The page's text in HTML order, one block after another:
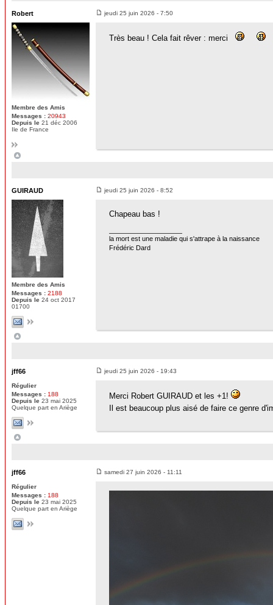
Robert jeudi 25 juin 2026 - 7:50
Membre des Amis
Messages : 20943
Depuis le 21 déc 2006
Ile de France
Très beau ! Cela fait rêver : merci
GUIRAUD jeudi 25 juin 2026 - 8:52
Membre des Amis
Messages : 2188
Depuis le 24 oct 2017
01700
Chapeau bas !
la mort est une maladie qui s'attrape à la naissance
Frédéric Dard
jff66 jeudi 25 juin 2026 - 19:43
Régulier
Messages : 188
Depuis le 23 mai 2025
Quelque part en Ariège
Merci Robert GUIRAUD et les +1!
Il est beaucoup plus aisé de faire ce genre
jff66 samedi 27 juin 2026 - 11:11
Régulier
Messages : 188
Depuis le 23 mai 2025
Quelque part en Ariège